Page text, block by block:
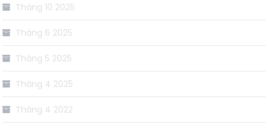
Tháng 10 2025
Tháng 6 2025
Tháng 5 2025
Tháng 4 2025
Tháng 4 2022